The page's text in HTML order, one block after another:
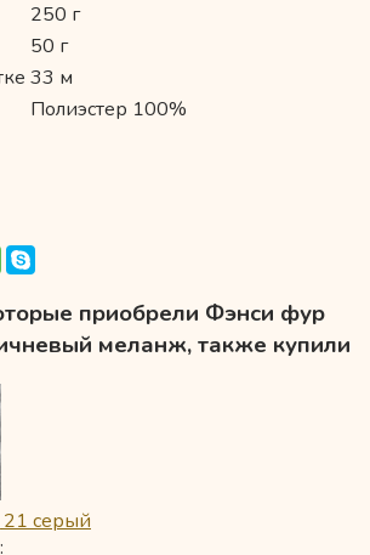
250 г
50 г
33 м
Полиэстер 100%
приобрели Фэнси фур
меланж, также купили
21 серый